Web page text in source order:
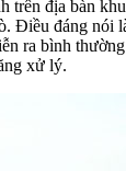
trên địa bàn
Điều đáng nói
ra bình
xử lý.